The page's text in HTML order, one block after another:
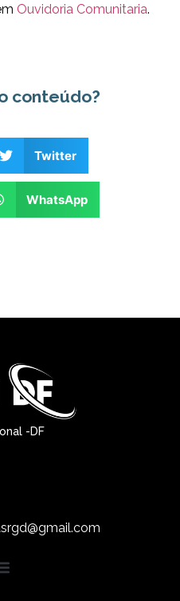
Ouvidoria Comunitaria.
conteúdo?
Twitter
WhatsApp
-DF